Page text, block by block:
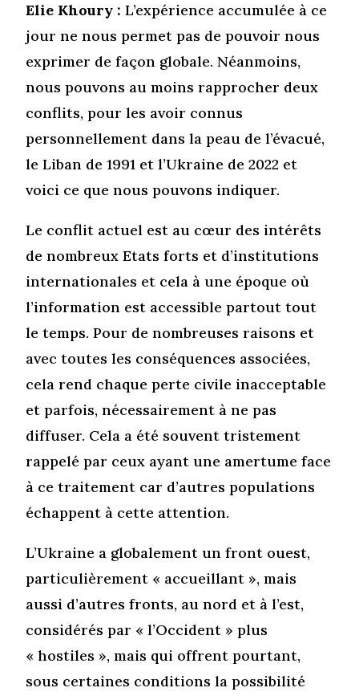
Elie Khoury : L’expérience accumulée à ce
jour ne nous permet pas de pouvoir nous
exprimer de façon globale. Néanmoins,
nous pouvons au moins rapprocher deux
conflits, pour les avoir connus
personnellement dans la peau de l’évacué,
le Liban de 1991 et l’Ukraine de 2022 et
voici ce que nous pouvons indiquer.
Le conflit actuel est au cœur des intérêts
de nombreux Etats forts et d’institutions
internationales et cela à une époque où
l’information est accessible partout tout
le temps. Pour de nombreuses raisons et
avec toutes les conséquences associées,
cela rend chaque perte civile inacceptable
et parfois, nécessairement à ne pas
diffuser. Cela a été souvent tristement
rappelé par ceux ayant une amertume face
à ce traitement car d’autres populations
échappent à cette attention.
L’Ukraine a globalement un front ouest,
particulièrement « accueillant », mais
aussi d’autres fronts, au nord et à l’est,
considérés par « l’Occident » plus
« hostiles », mais qui offrent pourtant,
sous certaines conditions la possibilité